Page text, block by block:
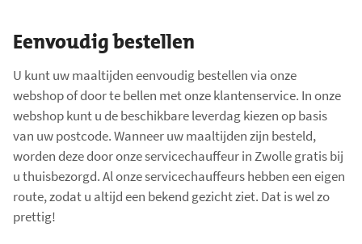
Eenvoudig bestellen
U kunt uw maaltijden eenvoudig bestellen via onze
webshop of door te bellen met onze klantenservice. In onze
webshop kunt u de beschikbare leverdag kiezen op basis
van uw postcode. Wanneer uw maaltijden zijn besteld,
worden deze door onze servicechauffeur in Zwolle gratis bij
u thuisbezorgd. Al onze servicechauffeurs hebben een eigen
route, zodat u altijd een bekend gezicht ziet. Dat is wel zo
prettig!